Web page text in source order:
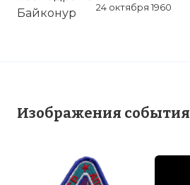
24 октября 1960
Изображения события